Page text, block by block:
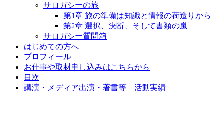
サロガシーの旅
第1章 旅の準備は知識と情報の荷造りから
第2章 選択、決断、そして書類の嵐
サロガシー質問箱
はじめての方へ
プロフィール
お仕事や取材申し込みはこちらから
目次
講演・メディア出演・著書等 活動実績